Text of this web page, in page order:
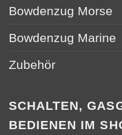
Bowdenzug Morse
Bowdenzug Marine
Zubehör
SCHALTEN,
BEDIENEN IM